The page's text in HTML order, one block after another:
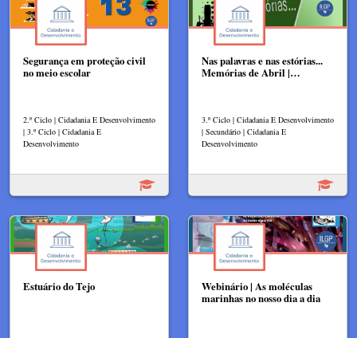
Segurança em proteção civil
no meio escolar
2.º Ciclo | Cidadania E Desenvolvimento
| 3.º Ciclo | Cidadania E
Desenvolvimento
Nas palavras e nas estórias...
Memórias de Abril |…
3.º Ciclo | Cidadania E Desenvolvimento
| Secundário | Cidadania E
Desenvolvimento
Estuário do Tejo
Webinário | As moléculas
marinhas no nosso dia a dia